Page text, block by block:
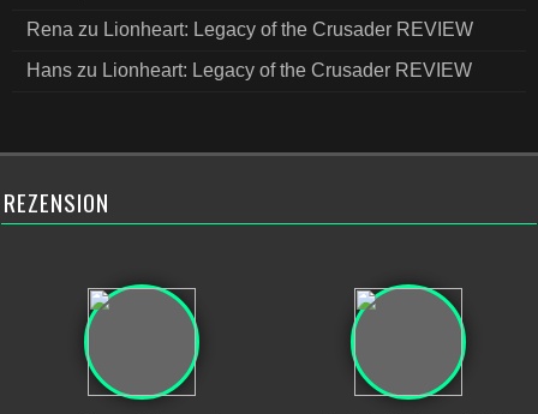
Rena zu Lionheart: Legacy of the Crusader REVIEW
Hans zu Lionheart: Legacy of the Crusader REVIEW
REZENSION